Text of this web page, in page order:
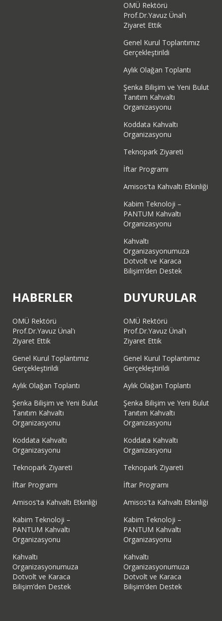
OMÜ Rektörü
Prof.Dr.Yavuz Ünal'ı
Ziyaret Ettik
Genel Kurul Toplantımız
Gerçekleştirildi
Aylık Olağan Toplantı
Şenka Bilişim ve Yeni Bulut
Tanıtım Kahvaltı
Organizasyonu
Koddata Kahvaltı
Organizasyonu
Teknopark Ziyareti
İftar Programı
Amisos'ta Kahvaltı Etkinliği
Kabim Teknoloji –
PANTUM Kahvaltı
Organizasyonu
Kahvaltı
Organizasyonumuza
Dotvolt ve Karaca
Bilişim’den Destek
HABERLER
OMÜ Rektörü
Prof.Dr.Yavuz Ünal'ı
Ziyaret Ettik
Genel Kurul Toplantımız
Gerçekleştirildi
Aylık Olağan Toplantı
Şenka Bilişim ve Yeni Bulut
Tanıtım Kahvaltı
Organizasyonu
Koddata Kahvaltı
Organizasyonu
Teknopark Ziyareti
İftar Programı
Amisos'ta Kahvaltı Etkinliği
Kabim Teknoloji –
PANTUM Kahvaltı
Organizasyonu
Kahvaltı
Organizasyonumuza
Dotvolt ve Karaca
Bilişim’den Destek
DUYURULAR
OMÜ Rektörü
Prof.Dr.Yavuz Ünal'ı
Ziyaret Ettik
Genel Kurul Toplantımız
Gerçekleştirildi
Aylık Olağan Toplantı
Şenka Bilişim ve Yeni Bulut
Tanıtım Kahvaltı
Organizasyonu
Koddata Kahvaltı
Organizasyonu
Teknopark Ziyareti
İftar Programı
Amisos'ta Kahvaltı Etkinliği
Kabim Teknoloji –
PANTUM Kahvaltı
Organizasyonu
Kahvaltı
Organizasyonumuza
Dotvolt ve Karaca
Bilişim’den Destek